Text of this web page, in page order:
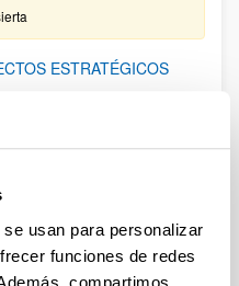
usan para personalizar
funciones de redes
compartimos
ESTRATÉGICOS
finaliza el